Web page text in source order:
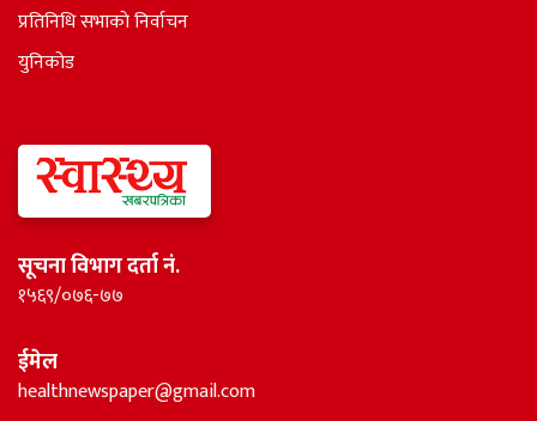
प्रतिनिधि सभाकाे निर्वाचन
युनिकोड
सूचना विभाग दर्ता नं.
१५६९/०७६-७७
ईमेल
healthnewspaper@gmail.com